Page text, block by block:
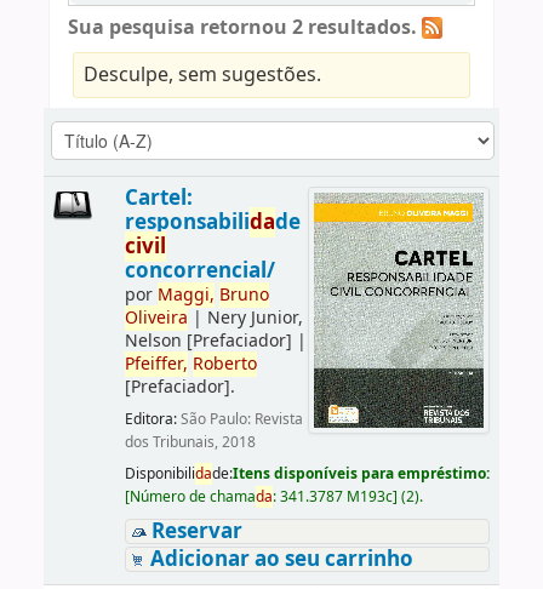
Sua pesquisa retornou 2 resultados.
Desculpe, sem sugestões.
Cartel:
responsabilidade
civil
concorrencial/
por Maggi, Bruno
Oliveira | Nery Junior,
Nelson [Prefaciador] |
Pfeiffer, Roberto
[Prefaciador].
Editora:São Paulo: Revista
dos Tribunais, 2018
Disponibilidade:Itens disponíveis para empréstimo:
[Número de chamada:341.3787 M193c] (2).
Reservar
Adicionar ao seu carrinho